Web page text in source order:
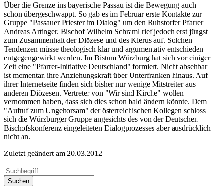
Über die Grenze ins bayerische Passau ist die Bewegung auch
schon übergeschwappt. So gab es im Februar erste Kontakte zur
Gruppe "Passauer Priester im Dialog" um den Ruhstorfer Pfarrer
Andreas Artinger. Bischof Wilhelm Schraml rief jedoch erst jüngst
zum Zusammenhalt der Diözese und des Klerus auf. Solchen
Tendenzen müsse theologisch klar und argumentativ entschieden
entgegengewirkt werden. Im Bistum Würzburg hat sich vor einiger
Zeit eine "Pfarrer-Initiative Deutschland" formiert. Nicht absehbar
ist momentan ihre Anziehungskraft über Unterfranken hinaus. Auf
ihrer Internetseite finden sich bisher nur wenige Mitstreiter aus
anderen Diözesen. Vertreter von "Wir sind Kirche" wollen
vernommen haben, dass sich dies schon bald ändern könnte. Dem
"Aufruf zum Ungehorsam" der österreichischen Kollegen schloss
sich die Würzburger Gruppe angesichts des von der Deutschen
Bischofskonferenz eingeleiteten Dialogprozesses aber ausdrücklich
nicht an.
Zuletzt geändert am 20­.03.2012
Suchen